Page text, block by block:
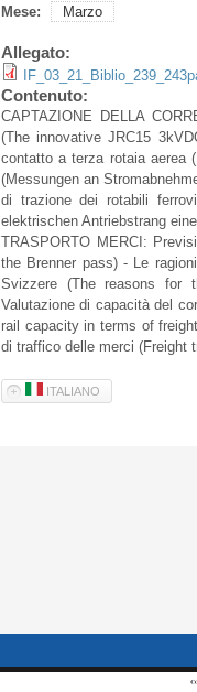
Mese:
Marzo
Allegato:
Contenuto:
CAPTAZIONE DELLA
(The innovative JRC15
contatto a terza rotaia aerea
(Messungen an
di trazione dei rotabili
elektrischen Antriebstrang
TRASPORTO MERCI:
the Brenner pass) - Le
Svizzere (The reasons for
Valutazione di capacità del
rail capacity in terms of
di traffico delle merci (Freight
ITALIANO